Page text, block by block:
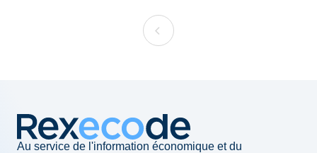
Au service de l'information économique et du